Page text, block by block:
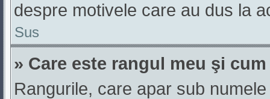
despre motivele care au dus la
Sus
» Care este rangul meu şi
Rangurile, care apar sub